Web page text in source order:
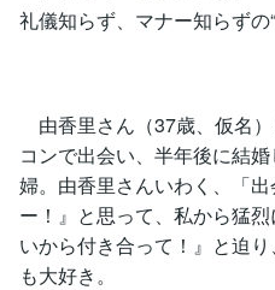
礼儀知らず、マナー知らずの
由香里さん（37歳、仮名
コンで出会い、半年後に結
婦。由香里さんいわく、「
ー！』と思って、私から猛
いから付き合って！』と迫
も大好き。